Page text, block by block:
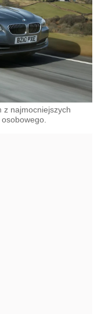
z najmocniejszych